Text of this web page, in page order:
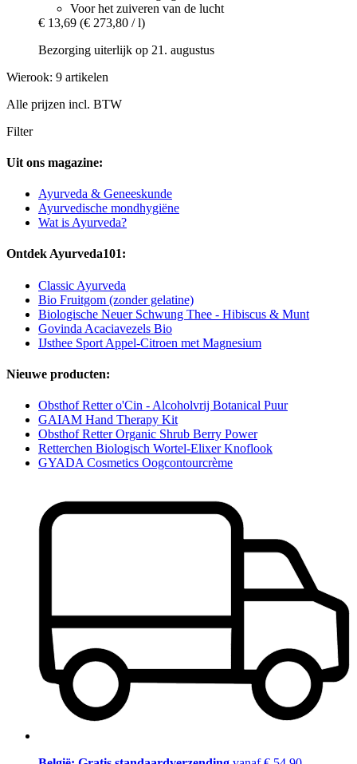
Voor het zuiveren van de lucht
€ 13,69 (€ 273,80 / l)
Bezorging uiterlijk op 21. augustus
Wierook: 9 artikelen
Alle prijzen incl. BTW
Filter
Uit ons magazine:
Ayurveda & Geneeskunde
Ayurvedische mondhygiëne
Wat is Ayurveda?
Ontdek Ayurveda101:
Classic Ayurveda
Bio Fruitgom (zonder gelatine)
Biologische Neuer Schwung Thee - Hibiscus & Munt
Govinda Acaciavezels Bio
IJsthee Sport Appel-Citroen met Magnesium
Nieuwe producten:
Obsthof Retter o'Cin - Alcoholvrij Botanical Puur
GAIAM Hand Therapy Kit
Obsthof Retter Organic Shrub Berry Power
Retterchen Biologisch Wortel-Elixer Knoflook
GYADA Cosmetics Oogcontourcrème